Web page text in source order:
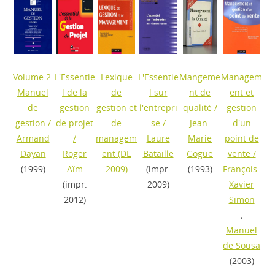
Volume 2.
Manuel
de
gestion /
Armand
Dayan
(1999)
L'Essentie
l de la
gestion
de projet
/
Roger
Aïm
(impr.
2012)
Lexique
de
gestion et
de
managem
ent (DL
2009)
L'Essentie
l sur
l'entrepri
se/
Laure
Bataille
(impr.
2009)
Mangeme
nt de
qualité/
Jean-
Marie
Gogue
(1993)
Managem
ent et
gestion
d'un
point de
vente/
François-
Xavier
Simon
;
Manuel
de Sousa
(2003)